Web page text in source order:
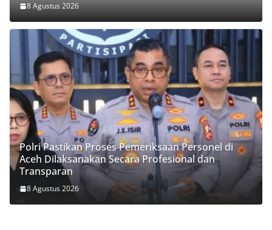
8 Agustus 2026
Polri Pastikan Proses Pemeriksaan Personel di
Aceh Dilaksanakan Secara Profesional dan
Transparan
8 Agustus 2026